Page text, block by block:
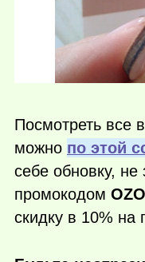
Посмотреть все
можно по этой
себе обновку, не
промокодом
скидку в 10% на